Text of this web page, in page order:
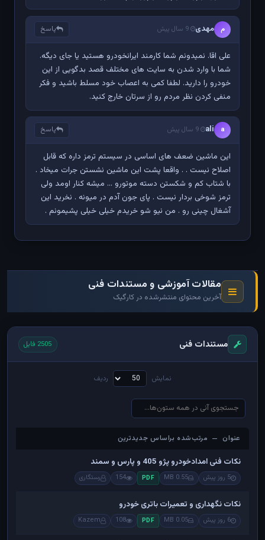
م مهدی 9 سال پیش پاسخ
علی اقا. نمیدونم شما کارمند ایرانخودرو هستید یا جای دیگه.
شما با وارد شدن به سایت های مختلف قصد بدگویی از این
خودرو را دارید. لطفا کمی به اعصاب خود مسلط باشید و فکر
منفی کردن نظر مردم رو از سرتان خارج کنید.
a
ali 9 سال پیش پاسخ
این ماشین ضعف های اساسی در سیستم ترمز داره که قابل
اصلاح نیست . . واقعا پشت این ماشین نشستن جرات میخاد .
با شتاب کم و شکستن دسته موتورو ... میشه کنار اومد ولی
ترمز شوخی بردار نیست . پای جون آدم در میونه . نخرید این
آشغال چینی رو . من نیو شو خریدم خیلی خیلی پشیمونم .
مقالات آموزشی و مستندات فنی
آخرین محتوای منتشرشده در کارگیک
مستندات فنی 2505 فایل
نمایش ردیف
عنوان — مرتب‌شده براساس جدیدترین
عنوان — مرتب‌شده براساس جدیدترین
نکات فنی امدادخودرو پژو 405 و پارس و سمند
5 روز پیش 0.55 MB
PDF
154 رستگاری
نکات نگهداری و تعمیرات باتری خودرو
6 روز پیش 0.05 MB
PDF
108
Kazem